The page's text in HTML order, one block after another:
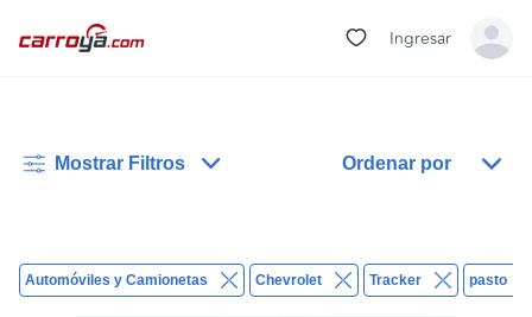
Ingresar
Mostrar Filtros Ordenar por
Automóviles y Camionetas Chevrolet Tracker pasto